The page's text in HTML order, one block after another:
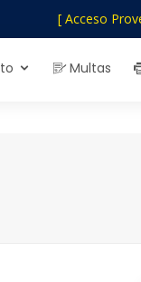
[ Acceso
Multas